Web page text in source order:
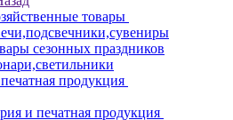
товары
сезонных праздников
продукция
и печатная продукция